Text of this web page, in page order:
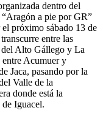
dentro del
“Aragón a pie por GR”
el próximo sábado 13 de
entre las
del Alto Gállego y La
entre Acumuer y
Jaca, pasando por la
Valle de la
donde está la
Iguacel.